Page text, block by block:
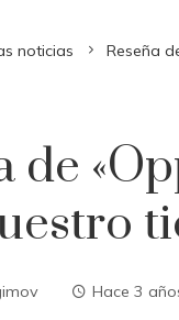
noticias Reseña
de
Hace 3